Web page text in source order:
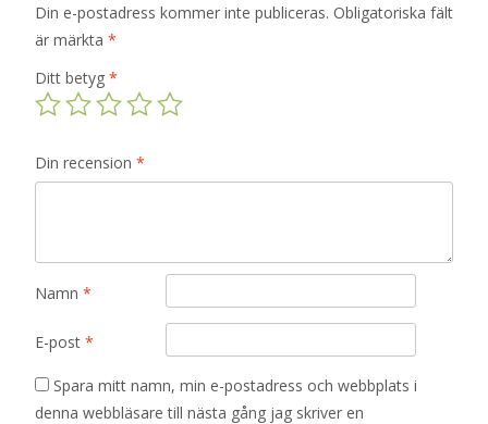
Din e-postadress kommer inte publiceras. Obligatoriska fält
är märkta *
Ditt betyg *
Din recension *
Namn *
E-post *
Spara mitt namn, min e-postadress och webbplats i
denna webbläsare till nästa gång jag skriver en